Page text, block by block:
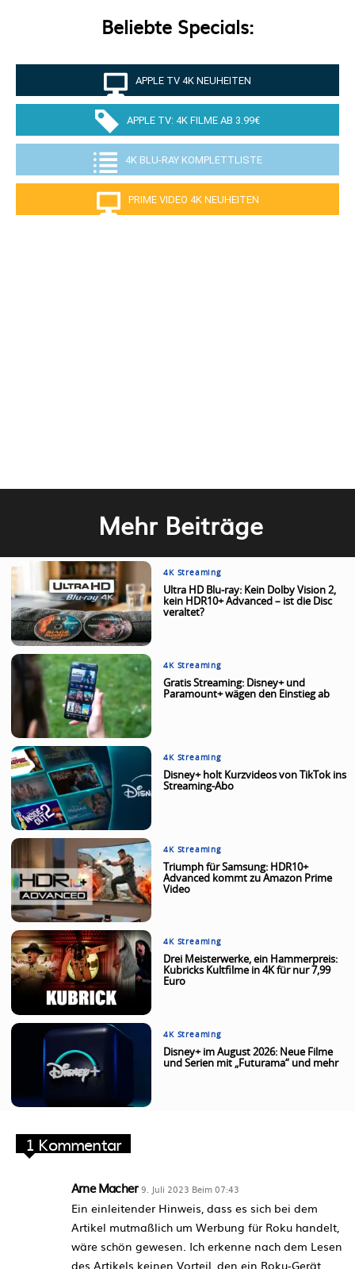
Beliebte Specials:
APPLE TV 4K NEUHEITEN
APPLE TV: 4K FILME AB 3.99€
4K BLU-RAY KOMPLETTLISTE
PRIME VIDEO 4K NEUHEITEN
Mehr Beiträge
4K Streaming
Ultra HD Blu-ray: Kein Dolby Vision 2,
kein HDR10+ Advanced – ist die Disc
veraltet?
4K Streaming
Gratis Streaming: Disney+ und
Paramount+ wägen den Einstieg ab
4K Streaming
Disney+ holt Kurzvideos von TikTok ins
Streaming-Abo
4K Streaming
Triumph für Samsung: HDR10+
Advanced kommt zu Amazon Prime
Video
4K Streaming
Drei Meisterwerke, ein Hammerpreis:
Kubricks Kultfilme in 4K für nur 7,99
Euro
4K Streaming
Disney+ im August 2026: Neue Filme
und Serien mit „Futurama“ und mehr
1 Kommentar
Arne Macher 9. Juli 2023 Beim 07:43
Ein einleitender Hinweis, dass es sich bei dem
Artikel mutmaßlich um Werbung für Roku handelt,
wäre schön gewesen. Ich erkenne nach dem Lesen
des Artikels keinen Vorteil, den ein Roku-Gerät